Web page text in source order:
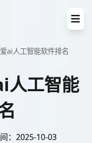
ai人工智能软件排名
人工智能
：2025-10-03